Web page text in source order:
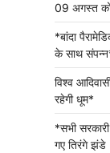
09 अगस्त को
*बांदा
के साथ
विश्व
रहेगी धूम*
*सभी
गए तिरंगे झंडे